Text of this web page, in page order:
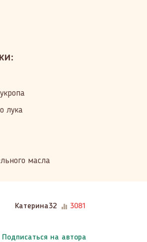
лука
масла
Катерина32 3081
Подписаться на автора